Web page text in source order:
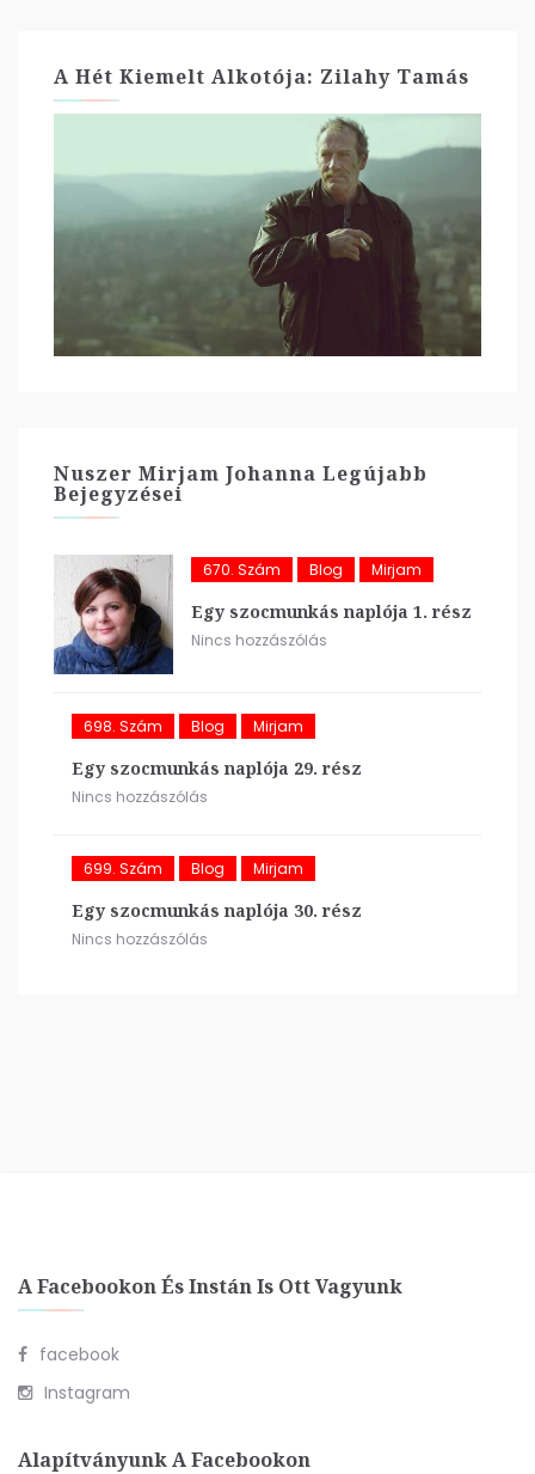
A Hét Kiemelt Alkotója: Zilahy Tamás
Nuszer Mirjam Johanna Legújabb
Bejegyzései
670. Szám Blog Mirjam
Egy szocmunkás naplója 1. rész
Nincs hozzászólás
698. Szám Blog Mirjam
Egy szocmunkás naplója 29. rész
Nincs hozzászólás
699. Szám Blog Mirjam
Egy szocmunkás naplója 30. rész
Nincs hozzászólás
A Facebookon És Instán Is Ott Vagyunk
facebook
Instagram
Alapítványunk A Facebookon